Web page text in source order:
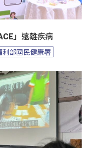
」遠離疾病
利部國民健康署